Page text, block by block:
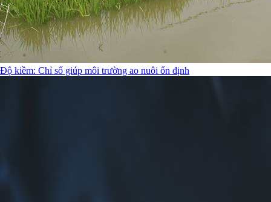
Độ kiềm: Chỉ số giúp môi trường ao nuôi ổn định